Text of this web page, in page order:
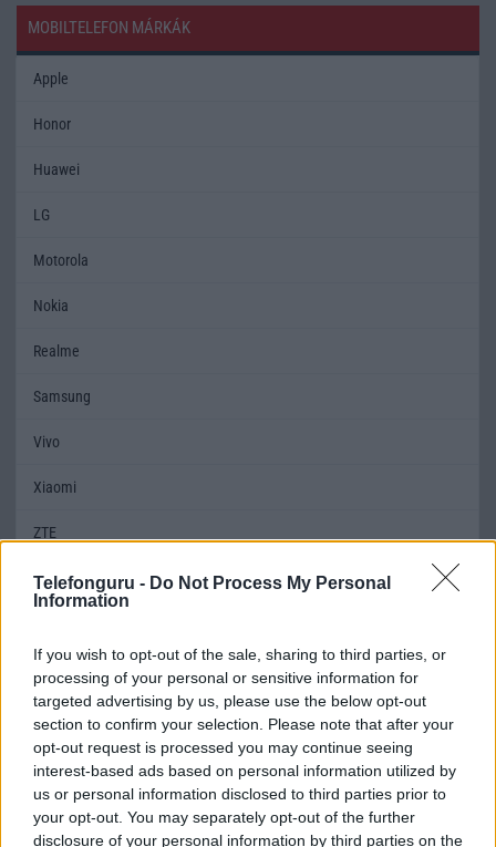
Telefonguru - Do Not Process My Personal
Information
If you wish to opt-out of the sale, sharing to third parties, or
processing of your personal or sensitive information for
targeted advertising by us, please use the below opt-out
section to confirm your selection. Please note that after your
opt-out request is processed you may continue seeing
interest-based ads based on personal information utilized by
us or personal information disclosed to third parties prior to
your opt-out. You may separately opt-out of the further
disclosure of your personal information by third parties on the
MOBILTELEFON MÁRKÁK
Apple
Honor
Huawei
LG
Motorola
Nokia
Realme
Samsung
Vivo
Xiaomi
ZTE
Összes márka
Mennyibe kerül
Keressen a telefonboltok ajánlatai között!